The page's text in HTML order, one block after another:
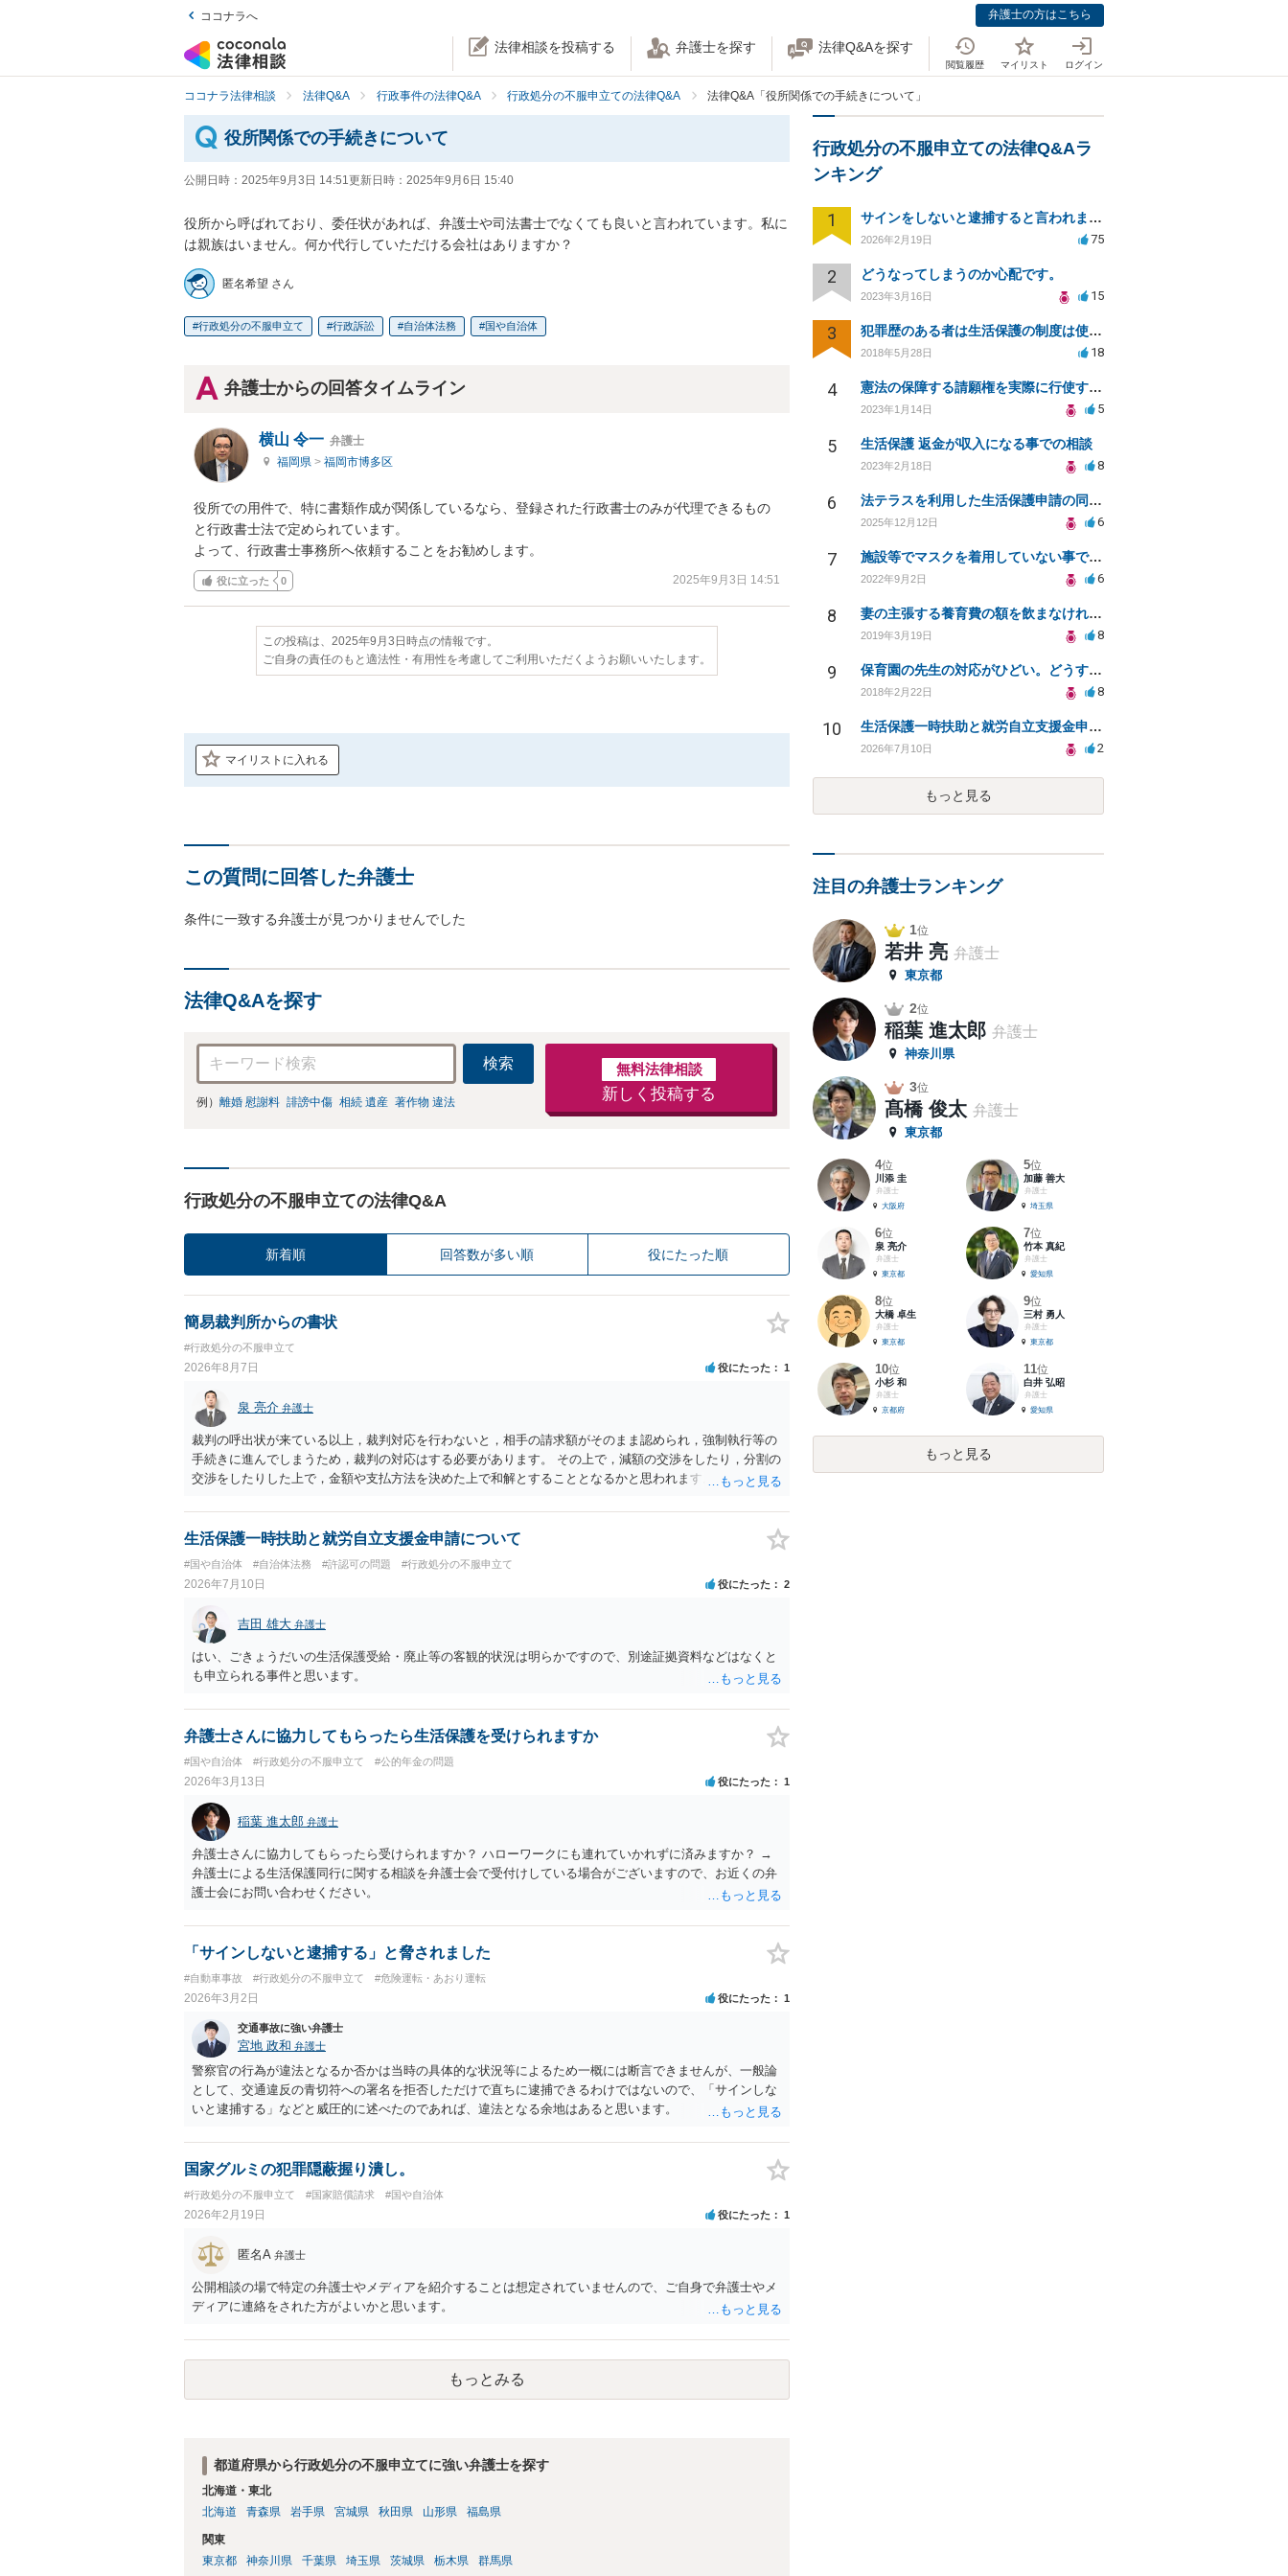
ココナラへ 弁護士の方はこちら
法律相談を投稿する 弁護士を探す 法律Q&Aを探す
閲覧履歴 マイリスト ログイン
ココナラ法律相談 法律Q&A 行政事件の法律Q&A 行政処分の不服申立ての法律Q&A 法律Q&A「役所関係での手続きについて」
役所関係での手続きについて
公開日時： 2025年9月3日 14:51更新日時： 2025年9月6日 15:40
役所から呼ばれており、委任状があれば、弁護士や司法書士でなくても良いと言われています。私に
は親族はいません。何か代行していただける会社はありますか？
匿名希望 さん
行政処分の不服申立て 行政訴訟 自治体法務 国や自治体
弁護士からの回答タイムライン
横山 令一 弁護士
福岡県 > 福岡市博多区
役所での用件で、特に書類作成が関係しているなら、登録された行政書士のみが代理できるもの
と行政書士法で定められています。
よって、行政書士事務所へ依頼することをお勧めします。
役に立った 0 2025年9月3日 14:51
この投稿は、2025年9月3日時点の情報です。
ご自身の責任のもと適法性・有用性を考慮してご利用いただくようお願いいたします。
マイリストに入れる
この質問に回答した弁護士
条件に一致する弁護士が見つかりませんでした
法律Q&Aを探す
検索
例） 離婚 慰謝料 誹謗中傷 相続 遺産 著作物 違法
無料法律相談
新しく投稿する
行政処分の不服申立ての法律Q&A
新着順 回答数が多い順 役にたった順
簡易裁判所からの書状
#行政処分の不服申立て
2026年8月7日 役にたった 1
泉 亮介 弁護士
裁判の呼出状が来ている以上，裁判対応を行わないと，相手の請求額がそのまま認められ，強制執行等の
手続きに進んでしまうため，裁判の対応はする必要があります。 その上で，減額の交渉をしたり，分割の
交渉をしたりした上で，金額や支払方法を決めた上で和解とすることとなるかと思われます。 個別のご相
生活保護一時扶助と就労自立支援金申請について
#国や自治体 #自治体法務 #許認可の問題 #行政処分の不服申立て
2026年7月10日 役にたった 2
吉田 雄大 弁護士
はい、ごきょうだいの生活保護受給・廃止等の客観的状況は明らかですので、別途証拠資料などはなくと
も申立られる事件と思います。
弁護士さんに協力してもらったら生活保護を受けられますか
#国や自治体 #行政処分の不服申立て #公的年金の問題
2026年3月13日 役にたった 1
稲葉 進太郎 弁護士
弁護士さんに協力してもらったら受けられますか？ ハローワークにも連れていかれずに済みますか？ →
弁護士による生活保護同行に関する相談を弁護士会で受付けしている場合がございますので、お近くの弁
護士会にお問い合わせください。
「サインしないと逮捕する」と脅されました
#自動車事故 #行政処分の不服申立て #危険運転・あおり運転
2026年3月2日 役にたった 1
交通事故に強い弁護士
宮地 政和 弁護士
警察官の行為が違法となるか否かは当時の具体的な状況等によるため一概には断言できませんが、一般論
として、交通違反の青切符への署名を拒否しただけで直ちに逮捕できるわけではないので、「サインしな
いと逮捕する」などと威圧的に述べたのであれば、違法となる余地はあると思います。
国家グルミの犯罪隠蔽握り潰し。
#行政処分の不服申立て #国家賠償請求 #国や自治体
2026年2月19日 役にたった 1
匿名A 弁護士
公開相談の場で特定の弁護士やメディアを紹介することは想定されていませんので、ご自身で弁護士やメ
ディアに連絡をされた方がよいかと思います。
もっとみる
都道府県から行政処分の不服申立てに強い弁護士を探す
北海道・東北
北海道
青森県 岩手県 宮城県 秋田県 山形県 福島県
関東
東京都
神奈川県 千葉県 埼玉県 茨城県 栃木県 群馬県
行政処分の不服申立ての法律Q&Aラ
ンキング
1 サインをしないと逮捕すると言われました
2026年2月19日 75
2 どうなってしまうのか心配です。
2023年3月16日 15
3 犯罪歴のある者は生活保護の制度は使う権利は無いのでしょうか？
2018年5月28日 18
4 憲法の保障する請願権を実際に行使するには、具体的にはどのような手続きを踏めばよいのですか？
2023年1月14日 5
5 生活保護 返金が収入になる事での相談
2023年2月18日 8
6 法テラスを利用した生活保護申請の同行依頼について
2025年12月12日 6
7 施設等でマスクを着用していない事で拒否された場合は慰謝料を請求できるでしょうか？
2022年9月2日 6
8 妻の主張する養育費の額を飲まなければ、離婚できないのでしょうか？適正な養育費を知りたいです。
2019年3月19日 8
9 保育園の先生の対応がひどい。どうすればいいでしょうか？
2018年2月22日 8
10 生活保護一時扶助と就労自立支援金申請について
2026年7月10日 2
もっと見る
注目の弁護士ランキング
1位
若井 亮 弁護士
東京都
2位
稲葉 進太郎 弁護士
神奈川県
3位
髙橋 俊太 弁護士
東京都
4位
川添 圭
弁護士
大阪府
5位
加藤 善大
弁護士
埼玉県
6位
泉 亮介
弁護士
東京都
7位
竹本 真紀
弁護士
愛知県
8位
大橋 卓生
弁護士
東京都
9位
三村 勇人
弁護士
東京都
10位
小杉 和
弁護士
京都府
11位
白井 弘昭
弁護士
愛知県
もっと見る